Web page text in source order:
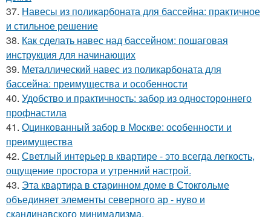
37. Навесы из поликарбоната для бассейна: практичное
и стильное решение
38. Как сделать навес над бассейном: пошаговая
инструкция для начинающих
39. Металлический навес из поликарбоната для
бассейна: преимущества и особенности
40. Удобство и практичность: забор из одностороннего
профнастила
41. Оцинкованный забор в Москве: особенности и
преимущества
42. Светлый интерьер в квартире - это всегда легкость,
ощущение простора и утренний настрой.
43. Эта квартира в старинном доме в Стокгольме
объединяет элементы северного ар - нуво и
скандинавского минимализма.